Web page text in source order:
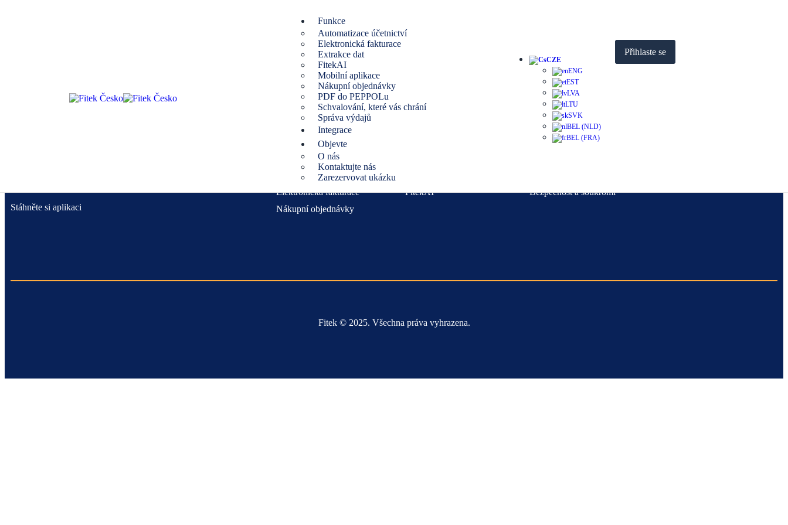
Funkce
Automatizace účetnictví
Elektronická fakturace
Extrakce dat
FitekAI
Mobilní aplikace
Nákupní objednávky
PDF do PEPPOLu
Schvalování, které vás chrání
Správa výdajů
Integrace
Objevte
O nás
Kontaktujte nás
Zarezervovat ukázku
CZE
ENG
EST
LVA
LTU
SVK
BEL (NLD)
BEL (FRA)
Přihlaste se
Yes. Fitek integrates with many accounting and ERP systems through connectors and APIs.
Stáhněte si aplikaci
Funkce
Extrakce dat
Schvalování, které vás chrání
Automatizace účetnictví
Elektronická fakturace
Nákupní objednávky
FitekAI
Objevte
O nás
Bezpečnost a soukromí
Fitek © 2025. Všechna práva vyhrazena.